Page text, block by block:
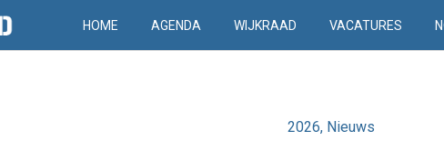
HOME AGENDA WIJKRAAD VACATURES
Posted
2026 Nieuws